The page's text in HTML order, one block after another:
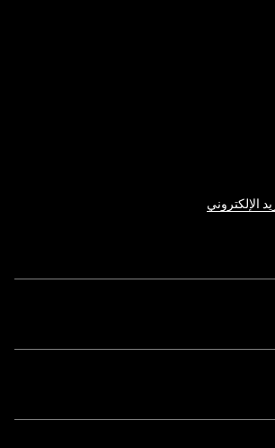
الإلكتروني